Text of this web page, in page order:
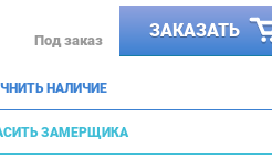
Под заказ ЗАКАЗАТЬ
НАЛИЧИЕ
ЗАМЕРЩИКА